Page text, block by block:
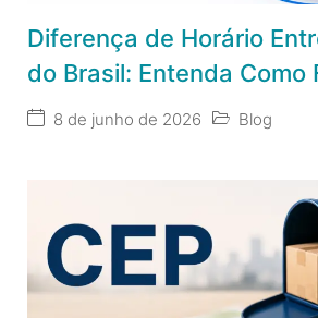
Diferença de Horário
do Brasil: Entenda Como
8 de junho de 2026 Blog